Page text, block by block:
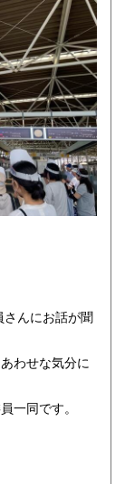
んにお話が聞
わせな気分に
一同です。